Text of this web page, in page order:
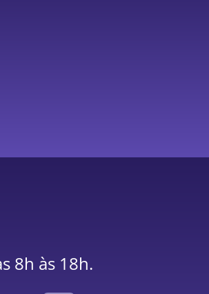
8h às 18h.